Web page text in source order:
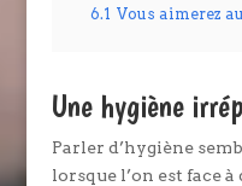
6.1 Vous aimerez
Une hygiène
Parler d’hygiène
lorsque l’on est face